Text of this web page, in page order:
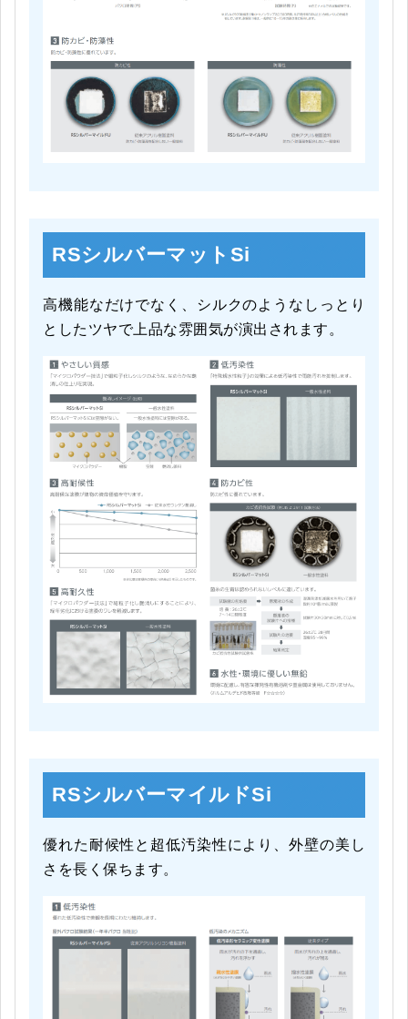
RSシルバーマットSi
高機能なだけでなく、シルクのようなしっとり
としたツヤで上品な雰囲気が演出されます。
RSシルバーマイルドSi
優れた耐候性と超低汚染性により、外壁の美し
さを長く保ちます。